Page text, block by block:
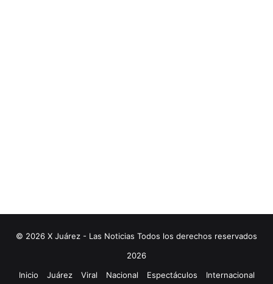
© 2026 X Juárez - Las Noticias Todos los derechos reservados
2026
Inicio
Juárez Viral Nacional Espectáculos Internacional